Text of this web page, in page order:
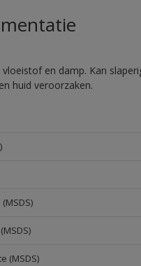
en damp. Kan
huid veroorzaken.
(MSDS)